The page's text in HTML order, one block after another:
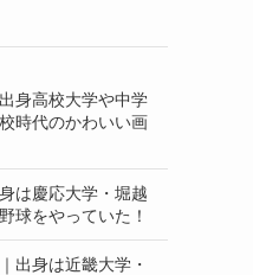
身高校大学や中学
時代のかわいい画
は慶応大学・堀越
球をやっていた！
出身は近畿大学・